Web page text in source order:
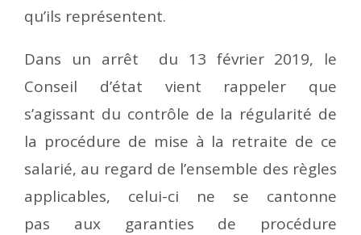
qu’ils représentent.
Dans un arrêt du 13 février 2019, le
Conseil d’état vient rappeler que
s’agissant du contrôle de la régularité de
la procédure de mise à la retraite de ce
salarié, au regard de l’ensemble des règles
applicables, celui-ci ne se cantonne
pas aux garanties de procédure